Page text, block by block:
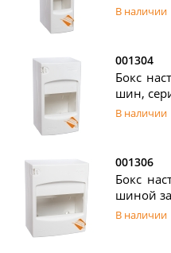
В наличии
001304
Бокс
шин,
В наличии
001306
Бокс
шиной
В наличии